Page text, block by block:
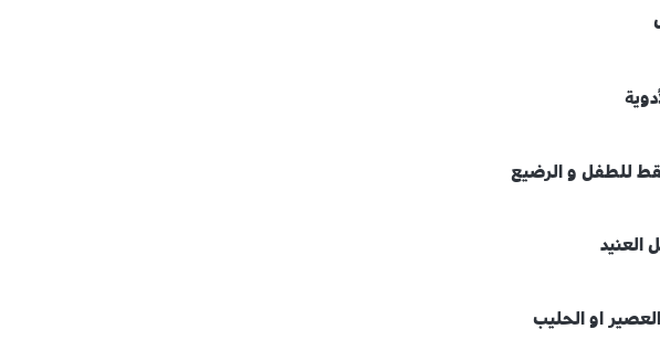
للطفل و الرضيع
العنيد
او الحليب